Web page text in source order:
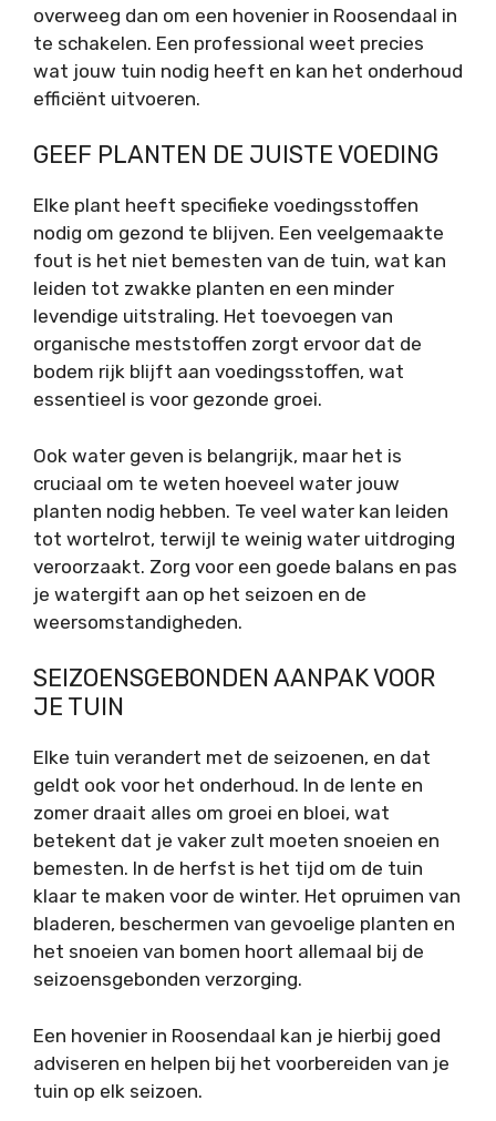
overweeg dan om een hovenier in Roosendaal in
te schakelen. Een professional weet precies
wat jouw tuin nodig heeft en kan het onderhoud
efficiënt uitvoeren.
GEEF PLANTEN DE JUISTE VOEDING
Elke plant heeft specifieke voedingsstoffen
nodig om gezond te blijven. Een veelgemaakte
fout is het niet bemesten van de tuin, wat kan
leiden tot zwakke planten en een minder
levendige uitstraling. Het toevoegen van
organische meststoffen zorgt ervoor dat de
bodem rijk blijft aan voedingsstoffen, wat
essentieel is voor gezonde groei.
Ook water geven is belangrijk, maar het is
cruciaal om te weten hoeveel water jouw
planten nodig hebben. Te veel water kan leiden
tot wortelrot, terwijl te weinig water uitdroging
veroorzaakt. Zorg voor een goede balans en pas
je watergift aan op het seizoen en de
weersomstandigheden.
SEIZOENSGEBONDEN AANPAK VOOR
JE TUIN
Elke tuin verandert met de seizoenen, en dat
geldt ook voor het onderhoud. In de lente en
zomer draait alles om groei en bloei, wat
betekent dat je vaker zult moeten snoeien en
bemesten. In de herfst is het tijd om de tuin
klaar te maken voor de winter. Het opruimen van
bladeren, beschermen van gevoelige planten en
het snoeien van bomen hoort allemaal bij de
seizoensgebonden verzorging.
Een hovenier in Roosendaal kan je hierbij goed
adviseren en helpen bij het voorbereiden van je
tuin op elk seizoen.